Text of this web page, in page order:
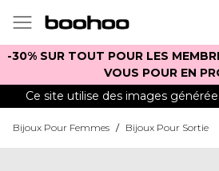
-30% SUR TOUT POUR LES
VOUS POUR EN
Ce site utilise des images
Bijoux Pour Femmes / Bijoux Pour Sortie